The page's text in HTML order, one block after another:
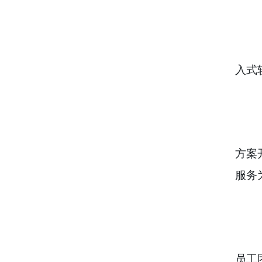
入式
方案
服务
员工